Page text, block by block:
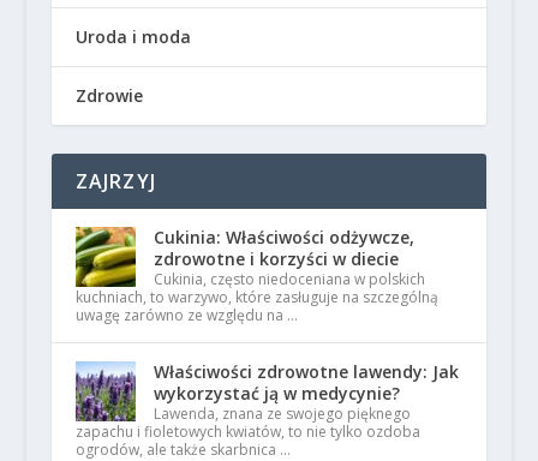
Uroda i moda
Zdrowie
ZAJRZYJ
Cukinia: Właściwości odżywcze,
zdrowotne i korzyści w diecie
Cukinia, często niedoceniana w polskich
kuchniach, to warzywo, które zasługuje na szczególną
uwagę zarówno ze względu na …
Właściwości zdrowotne lawendy: Jak
wykorzystać ją w medycynie?
Lawenda, znana ze swojego pięknego
zapachu i fioletowych kwiatów, to nie tylko ozdoba
ogrodów, ale także skarbnica …